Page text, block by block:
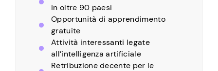
in oltre 90 paesi
Opportunità di apprendimento
gratuite
Attività interessanti legate
all’intelligenza artificiale
Retribuzione decente per le